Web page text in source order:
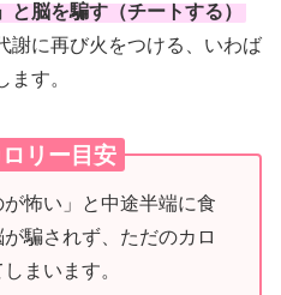
」と脳を騙す（チートする）
謝に再び火をつける、いわば
す。
リー目安
怖い」と中途半端に食
騙されず、ただのカロ
まいます。